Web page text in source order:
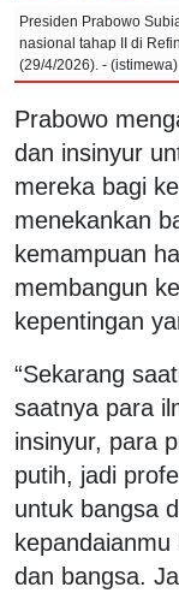
Presiden Prabowo
nasional tahap II di
(29/4/2026). - (istimewa)
Prabowo
dan insinyur
mereka bagi
menekankan
kemampuan
membangun
kepentingan
“Sekarang
saatnya para
insinyur, para
putih, jadi
untuk bangsa
dan bangsa.